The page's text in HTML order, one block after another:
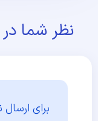
نظر شما
برای ارسال